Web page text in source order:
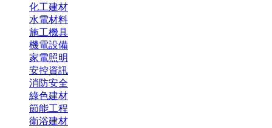
化工建材
水電材料
施工機具
機電設備
家電照明
安控資訊
消防安全
綠色建材
節能工程
衛浴建材